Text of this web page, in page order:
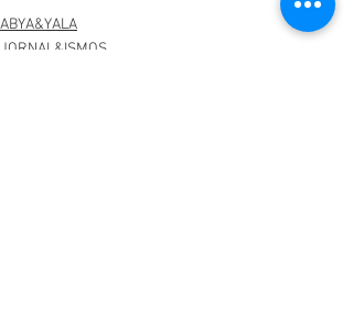
ABYA&YALA
JORNAL&ISMOS